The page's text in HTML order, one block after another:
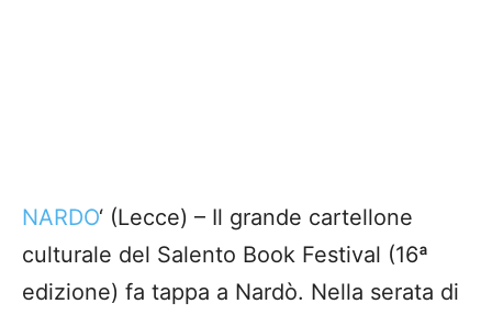
NARDO‘ (Lecce) – Il grande cartellone
culturale del Salento Book Festival (16ª
edizione) fa tappa a Nardò. Nella serata di